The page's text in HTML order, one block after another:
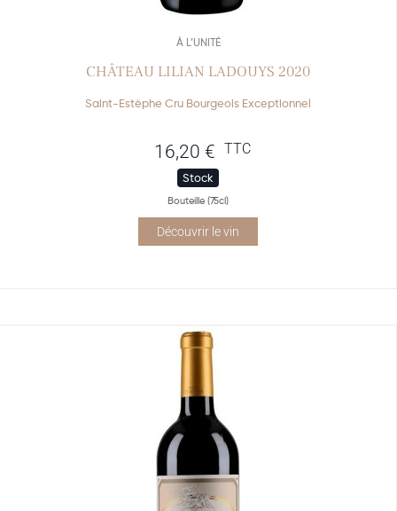
À L’UNITÉ
CHÂTEAU LILIAN LADOUYS 2020
Saint-Estèphe Cru Bourgeois Exceptionnel
16,20 € TTC
Stock
Bouteille (75cl)
Découvrir le vin